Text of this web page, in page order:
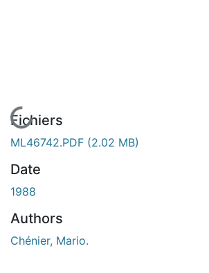
En cours de chargement...
Fichiers
ML46742.PDF (2.02 MB)
Date
1988
Authors
Chénier, Mario.